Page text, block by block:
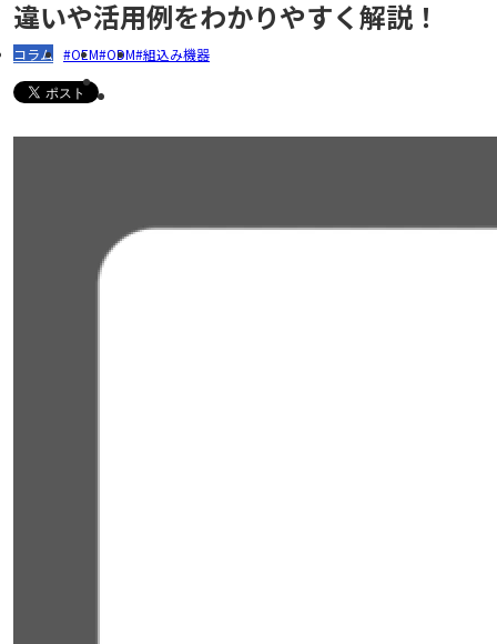
違いや活用例をわかりやすく解説！
コラム OEM ODM 組込み機器